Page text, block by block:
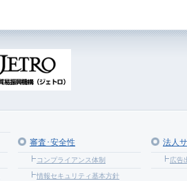
審査･安全性
コンプライアンス体制
情報セキュリティ基本方針
法人
広告